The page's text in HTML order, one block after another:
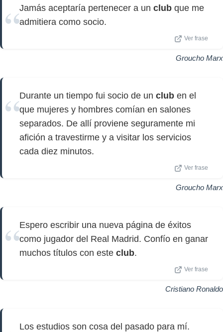
Jamás aceptaría pertenecer a un club que me
admitiera como socio.
Ver frase
Groucho Marx
Durante un tiempo fui socio de un club en el
que mujeres y hombres comían en salones
separados. De allí proviene seguramente mi
afición a travestirme y a visitar los servicios
cada diez minutos.
Ver frase
Groucho Marx
Espero escribir una nueva página de éxitos
como jugador del Real Madrid. Confío en ganar
muchos títulos con este club.
Ver frase
Cristiano Ronaldo
Los estudios son cosa del pasado para mí.